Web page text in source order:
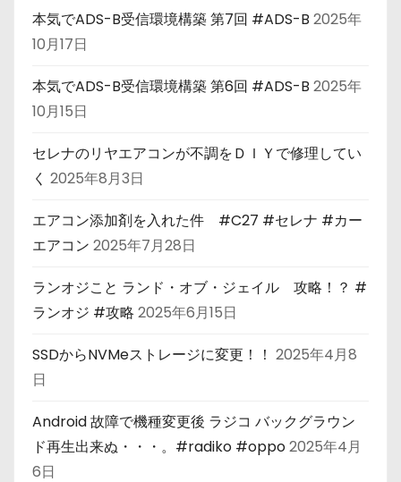
本気でADS-B受信環境構築 第7回 #ADS-B 2025年
10月17日
本気でADS-B受信環境構築 第6回 #ADS-B 2025年
10月15日
セレナのリヤエアコンが不調をＤＩＹで修理してい
く 2025年8月3日
エアコン添加剤を入れた件 #C27 #セレナ #カー
エアコン 2025年7月28日
ランオジこと ランド・オブ・ジェイル 攻略！？ #
ランオジ #攻略 2025年6月15日
SSDからNVMeストレージに変更！！ 2025年4月8
日
Android 故障で機種変更後 ラジコ バックグラウン
ド再生出来ぬ・・・。#radiko #oppo2025年4月
6日